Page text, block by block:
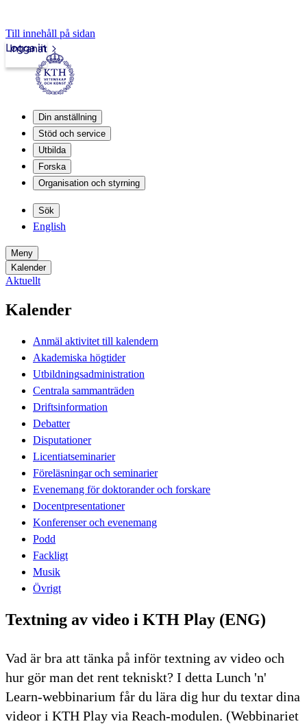
Till innehåll på sidan
Intranät
Logga in
Din anställning
Stöd och service
Utbilda
Forska
Organisation och styrning
Sök
English
Meny
Kalender
Aktuellt
Kalender
Anmäl aktivitet till kalendern
Akademiska högtider
Utbildningsadministration
Centrala sammanträden
Driftsinformation
Debatter
Disputationer
Licentiatseminarier
Föreläsningar och seminarier
Evenemang för doktorander och forskare
Docentpresentationer
Konferenser och evenemang
Podd
Fackligt
Musik
Övrigt
Textning av video i KTH Play (ENG)
Vad är bra att tänka på inför textning av video och
hur gör man det rent tekniskt? I detta Lunch 'n'
Learn-webbinarium får du lära dig hur du textar dina
videor i KTH Play via Reach-modulen. (Webbinariet